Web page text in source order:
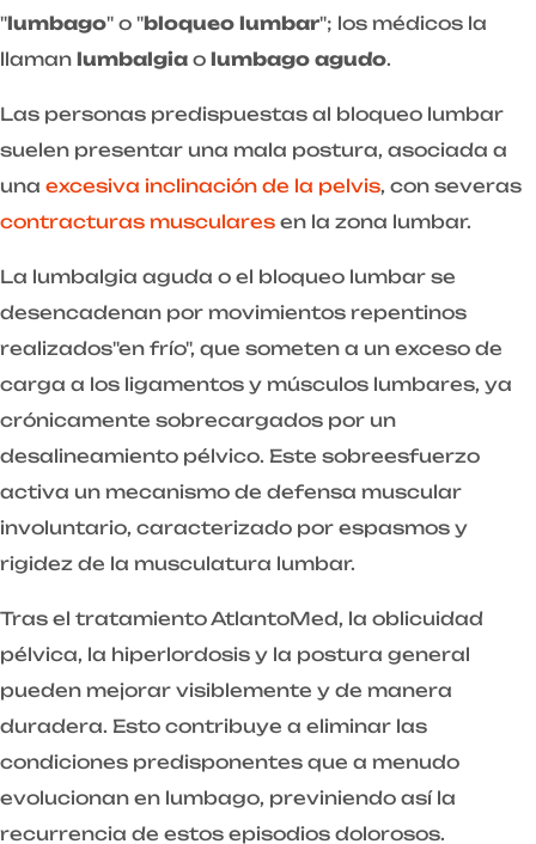
"lumbago" o "bloqueo lumbar"; los médicos la
llaman lumbalgia o lumbago agudo.
Las personas predispuestas al bloqueo lumbar
suelen presentar una mala postura, asociada a
una excesiva inclinación de la pelvis, con severas
contracturas musculares en la zona lumbar.
La lumbalgia aguda o el bloqueo lumbar se
desencadenan por movimientos repentinos
realizados"en frío", que someten a un exceso de
carga a los ligamentos y músculos lumbares, ya
crónicamente sobrecargados por un
desalineamiento pélvico. Este sobreesfuerzo
activa un mecanismo de defensa muscular
involuntario, caracterizado por espasmos y
rigidez de la musculatura lumbar.
Tras el tratamiento AtlantoMed, la oblicuidad
pélvica, la hiperlordosis y la postura general
pueden mejorar visiblemente y de manera
duradera. Esto contribuye a eliminar las
condiciones predisponentes que a menudo
evolucionan en lumbago, previniendo así la
recurrencia de estos episodios dolorosos.